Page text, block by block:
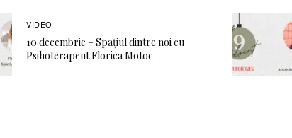
VIDEO
10 decembrie – Spațiul dintre noi cu
Psihoterapeut Florica Motoc